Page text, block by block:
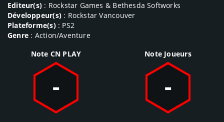
Editeur(s) : Rockstar Games & Bethesda Softworks
Développeur(s): Rockstar Vancouver
Plateforme(s): PS2
Genre : Action/Aventure
Note CN PLAY
-
Note Joueurs
-